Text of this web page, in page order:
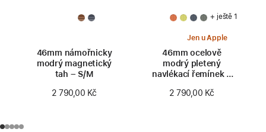
46mm námořnicky
modrý magnetický
tah – S/M
2 790,00 Kč
+ ještě 1
Jen u Apple
46mm ocelově
modrý pletený
navlékací řemínek –
2 790,00 Kč